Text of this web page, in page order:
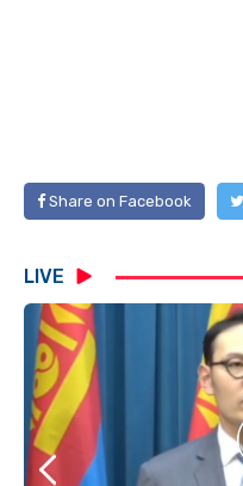
Share on Facebook
LIVE